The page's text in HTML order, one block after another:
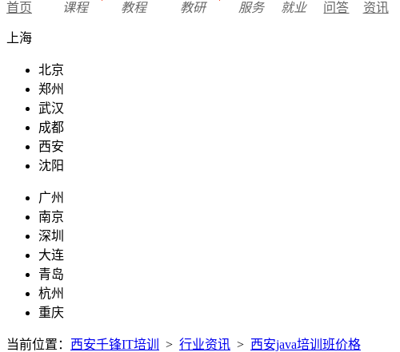
首页 课程 教程 教研 服务 就业 问答 资讯
上海
北京
郑州
武汉
成都
西安
沈阳
广州
南京
深圳
大连
青岛
杭州
重庆
当前位置： 西安千锋IT培训 > 行业资讯 > 西安java培训班价格